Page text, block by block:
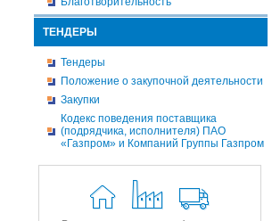
ТЕНДЕРЫ
Тендеры
Положение о закупочной деятельности
Закупки
Кодекс поведения поставщика
(подрядчика, исполнителя) ПАО
«Газпром» и Компаний Группы Газпром